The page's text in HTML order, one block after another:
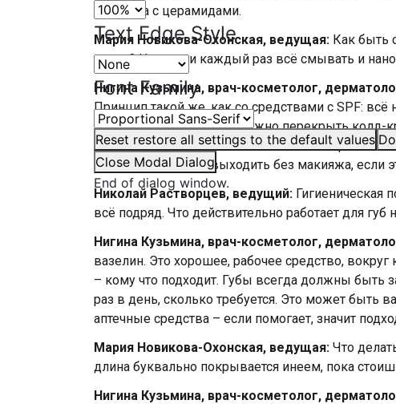
Text Edge Style
Font Family
Reset restore all settings to the default values
Close Modal Dialog
End of dialog window.
средства с церамидами.
Мария Новикова-Охонская, ведущая: Как быть
пудру? Нужно ли каждый раз всё смывать и
Нигина Кузьмина, врач-косметолог,
Принцип такой же, как со средствами с SPF: всё
Даже плотный макияж можно перекрыть колд-
находиться на улице. Хотя сейчас мы стараемся
часто рекомендую выходить без макияжа, если
Николай Растворцев, ведущий: Гигиеническая
всё подряд. Что действительно работает для губ
Нигина Кузьмина, врач-косметолог,
вазелин. Это хорошее, рабочее средство,
– кому что подходит. Губы всегда должны быть
раз в день, сколько требуется. Это может быть
аптечные средства – если помогает, значит
Мария Новикова-Охонская, ведущая: Что
длина буквально покрывается инеем, пока
Нигина Кузьмина, врач-косметолог,